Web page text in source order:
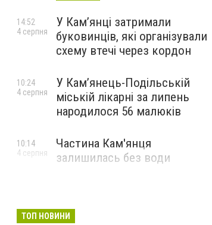
У Кам’янці затримали
буковинців, які організували
схему втечі через кордон
14:52
4 серпня
У Кам’янець-Подільській
міській лікарні за липень
народилося 56 малюків
10:24
4 серпня
Частина Кам'янця
залишилась без води
10:14
4 серпня
ТОП НОВИНИ